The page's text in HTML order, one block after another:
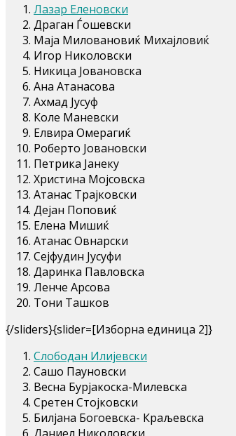
Лазар Еленовски
Драган Ѓошевски
Маја Миловановиќ Михајловиќ
Игор Николовски
Никица Јовановска
Ана Атанасова
Ахмад Јусуф
Коле Маневски
Елвира Омерагиќ
Роберто Јовановски
Петрика Јанеку
Христина Мојсовска
Атанас Трајковски
Дејан Поповиќ
Елена Мишиќ
Атанас Овнарски
Сејфудин Јусуфи
Даринка Павловска
Ленче Арсова
Тони Ташков
{/sliders}{slider=[Изборна единица 2]}
Слободан Илијевски
Сашо Пауновски
Весна Бурјакоска-Милевска
Сретен Стојковски
Билјана Богоевска- Краљевска